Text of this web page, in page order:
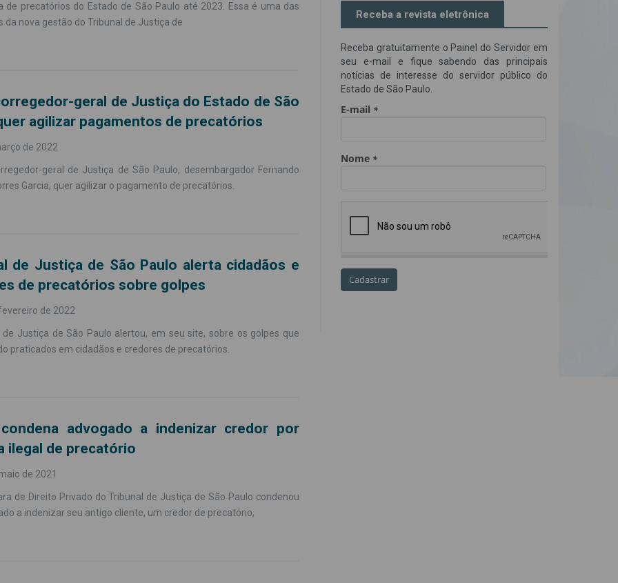
de precatórios do Estado de São Paulo até 2023. Essa é uma das
da nova gestão do Tribunal de Justiça de
geral de Justiça do Estado de São
agilizar pagamentos de precatórios
de 2022
geral de Justiça de São Paulo, desembargador Fernando
Garcia, quer agilizar o pagamento de precatórios.
de Justiça de São Paulo alerta cidadãos e
de precatórios sobre golpes
de 2022
de Justiça de São Paulo alertou, em seu site, sobre os golpes que
praticados em cidadãos e credores de precatórios.
advogado a indenizar credor por
ilegal de precatório
de 2021
de Direito Privado do Tribunal de Justiça de São Paulo condenou
a indenizar seu antigo cliente, um credor de precatório,
Campanha contra assédio ilegal
Campanha da OAB SP CNJ
Comissão de Precatórios da OAB SP
credores prioritários
Dia dos Professores
golpe do precatório
golpes a credores
Receba a revista eletrônica
Receba gratuitamente o Painel do Servidor em
seu e-mail e fique sabendo das principais
notícias de interesse do servidor público do
Estado de São Paulo.